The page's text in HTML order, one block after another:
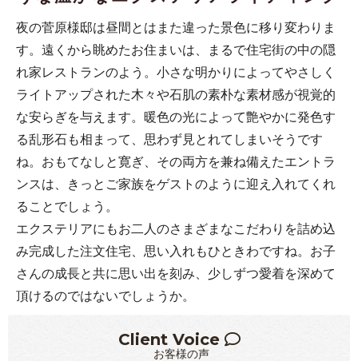
夜の菅原様邸は昼間とはまた違った景色に移り変わりま
す。遠くから眺めたお住まいは、まるで住宅街の中の隠
れ家レストランのよう。小さな明かりによってやさしく
ライトアップされた木々や石肌の素朴な素材感が視覚的
な安らぎを与えます。暖色の光によって艶やかに発色す
る乱形石も相まって、思わず見とれてしまいそうです
ね。おもてなしと寛ぎ、その両方を兼ね備えたエントラ
ンスは、きっとご家族をゲストのように迎え入れてくれ
ることでしょう。
エクステリアにもお二人のさまざまなこだわりを詰め込
み完成した注文住宅、思い入れもひときわですね。お子
さんの成長と共に思い出を刻み、少しずつ愛着を深めて
頂けるのではないでしょうか。
Client Voice
お客様の声